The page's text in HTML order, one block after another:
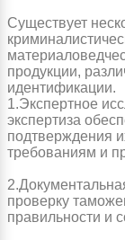
Существует
продукции,
идентификации.
1.Экспертное
экспертиза
подтверждения
требованиям и
проверку
правильности и